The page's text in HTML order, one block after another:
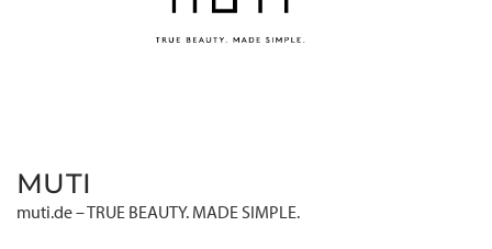
MUTI
muti.de – TRUE BEAUTY. MADE SIMPLE.